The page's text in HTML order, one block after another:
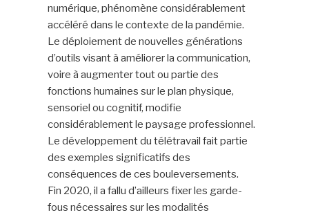
numérique, phénomène considérablement
accéléré dans le contexte de la pandémie.
Le déploiement de nouvelles générations
d’outils visant à améliorer la communication,
voire à augmenter tout ou partie des
fonctions humaines sur le plan physique,
sensoriel ou cognitif, modifie
considérablement le paysage professionnel.
Le développement du télétravail fait partie
des exemples significatifs des
conséquences de ces bouleversements.
Fin 2020, il a fallu d’ailleurs fixer les garde-
fous nécessaires sur les modalités